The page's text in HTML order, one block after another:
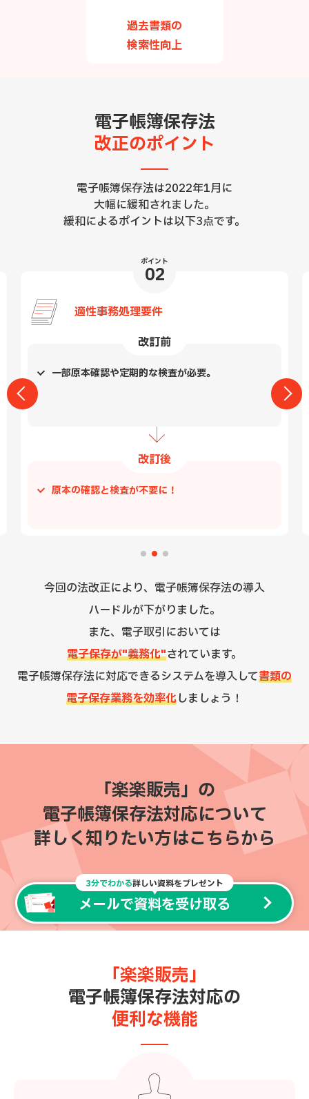
過去書類の
検索性向上
電子帳簿保存法
改正のポイント
電子帳簿保存法は2022年1月に
大幅に緩和されました。
緩和によるポイントは以下3点です。
ポイント
02
適性事務処理要件
改訂前
一部原本確認や定期的な検査が必要。
改訂後
原本の確認と検査が不要に！
今回の法改正により、電子帳簿保存法の導入
ハードルが下がりました。
また、電子取引においては
電子保存が"義務化"されています。
電子帳簿保存法に対応できるシステムを導入して書類の
電子保存業務を効率化しましょう！
「楽楽販売」の
電子帳簿保存法対応について
詳しく知りたい方はこちらから
3分でわかる詳しい資料をプレゼント
メールで資料を受け取る
「楽楽販売」
電子帳簿保存法対応の
便利な機能